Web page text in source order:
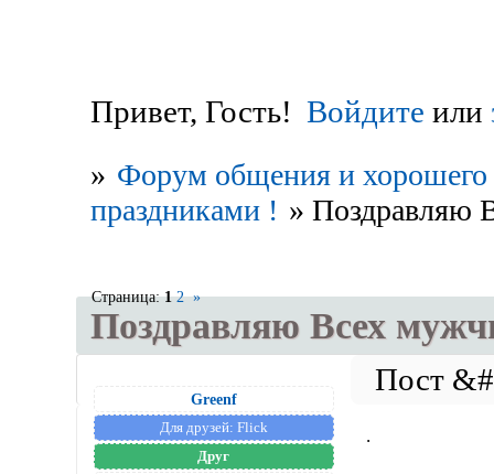
Привет, Гость! Войдите или
» Форум общения и хорошего
праздниками ! » Поздравляю
Поздравляю Всех
Страница:1 2 »
Greenf
Для друзей: Flick
Друг
.